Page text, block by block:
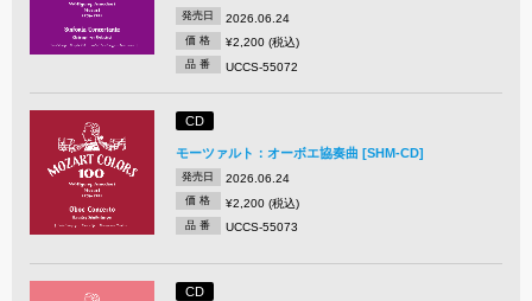
発売日 2026.06.24
価 格 ¥2,200 (税込)
品 番 UCCS-55072
CD
モーツァルト：オーボエ協奏曲 [SHM-CD]
発売日 2026.06.24
価 格 ¥2,200 (税込)
品 番 UCCS-55073
CD